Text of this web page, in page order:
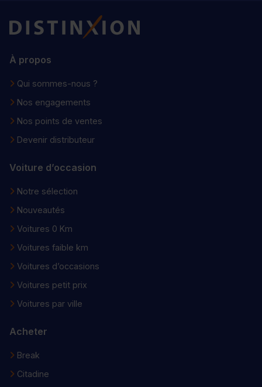
Distinxion
À propos
Qui sommes-nous ?
Nos engagements
Nos points de ventes
Devenir distributeur
Voiture d’occasion
Notre sélection
Nouveautés
Voitures 0 Km
Voitures faible km
Voitures d’occasions
Voitures petit prix
Voitures par ville
Acheter
Break
Citadine